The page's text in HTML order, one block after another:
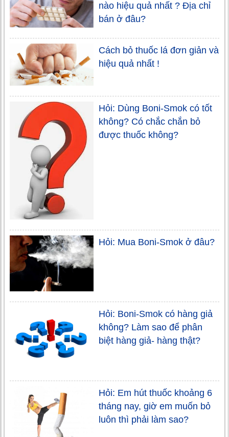
nào hiệu quả nhất ? Địa chỉ
bán ở đâu?
Cách bỏ thuốc lá đơn giản và
hiệu quả nhất !
Hỏi: Dùng Boni-Smok có tốt
không? Có chắc chắn bỏ
được thuốc không?
Hỏi: Mua Boni-Smok ở đâu?
Hỏi: Boni-Smok có hàng giả
không? Làm sao để phân
biệt hàng giả- hàng thật?
Hỏi: Em hút thuốc khoảng 6
tháng nay, giờ em muốn bỏ
luôn thì phải làm sao?